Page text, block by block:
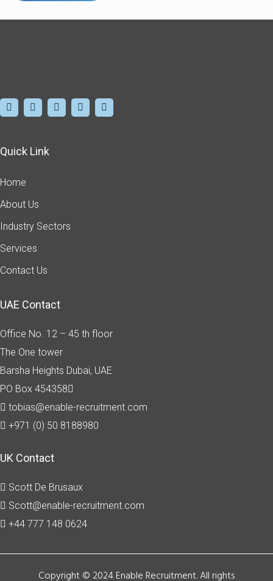
Quick Link
Home
About Us
Industry Sectors
Services
Contact Us
UAE Contact
Office No. 12 – 45 th floor
The One tower
Barsha Heights Dubai, UAE
PO Box 454358
tobias@enable-recruitment.com
+971 (0) 50 8188980
UK Contact
Scott De Brusaux
Scott@enable-recruitment.com
+44 777 148 0624
Copyright © 2024 Enable Recruitment. All rights